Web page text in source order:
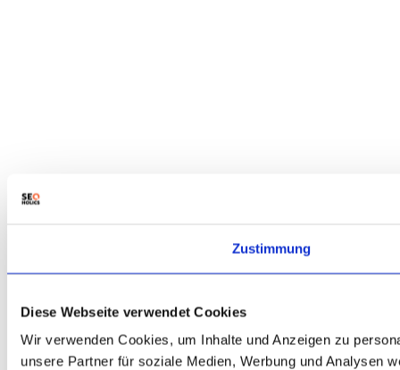
Zustimmung
Diese Webseite verwendet Cookies
Wir verwenden Cookies, um Inhalte und Anzeigen zu
unsere Partner für soziale Medien, Werbung und Analysen